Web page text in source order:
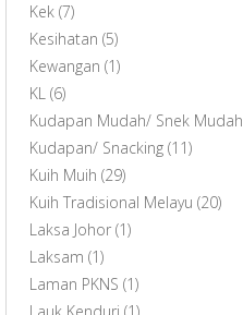
Kek (7)
Kesihatan (5)
Kewangan (1)
KL (6)
Kudapan Mudah/ Snek Mudah
Kudapan/ Snacking (11)
Kuih Muih (29)
Kuih Tradisional Melayu (20)
Laksa Johor (1)
Laksam (1)
Laman PKNS (1)